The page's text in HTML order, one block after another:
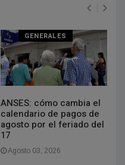
GENERALES
ANSES: cómo cambia el
calendario de pagos de
agosto por el feriado del
17
Agosto 03, 2026